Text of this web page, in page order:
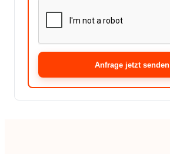
Anfrage jetzt senden